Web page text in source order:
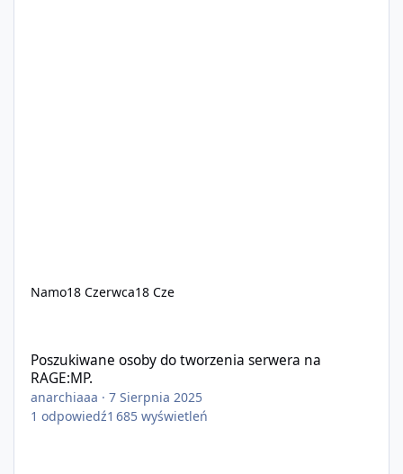
Namo18 Czerwca18 Cze
Poszukiwane osoby do tworzenia serwera na
RAGE:MP.
anarchiaaa ·7 Sierpnia 2025
1 odpowiedź1 685 wyświetleń